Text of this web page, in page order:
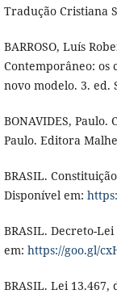
Tradução Cristiana
BARROSO, Luís
Contemporâneo: os
novo modelo. 3. ed.
BONAVIDES, Paulo.
Paulo. Editora
BRASIL.
Disponível em:
BRASIL. Decreto-
em: https://goo.gl/
BRASIL. Lei